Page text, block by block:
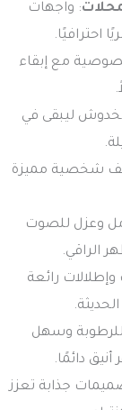
: واجهات
احترافيًا.
مع إبقاء
ليبقى في
شخصية مميزة
وعزل للصوت
الراقي.
رائعة
وسهل
دائمًا.
جذابة تعزز